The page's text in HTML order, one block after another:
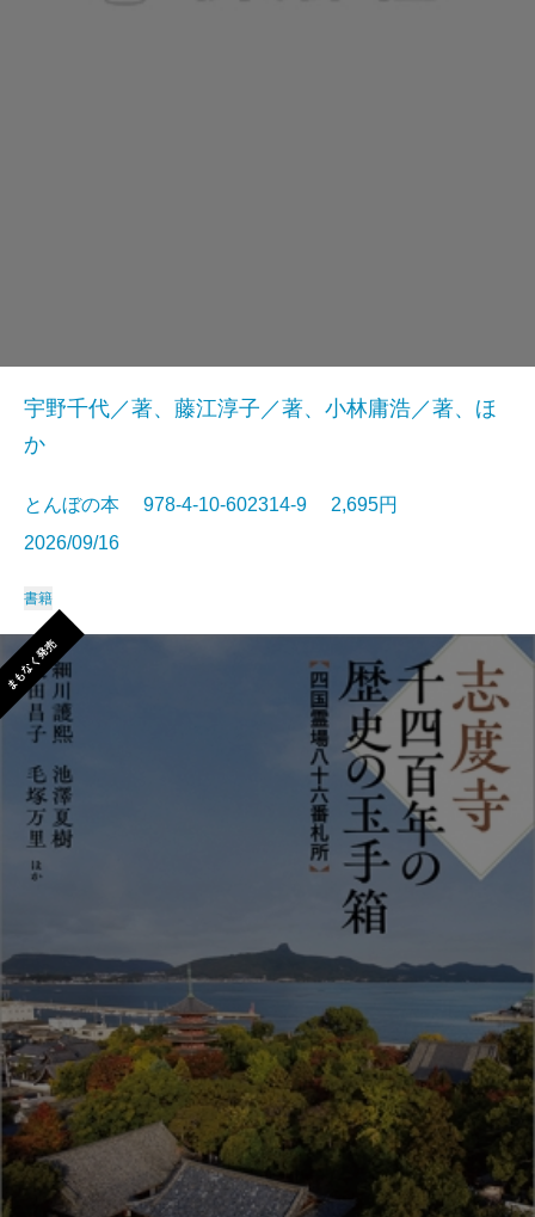
宇野千代／著、藤江淳子／著、小林庸浩／著、ほ
か
とんぼの本 978-4-10-602314-9 2,695円
2026/09/16
書籍
まもなく発売